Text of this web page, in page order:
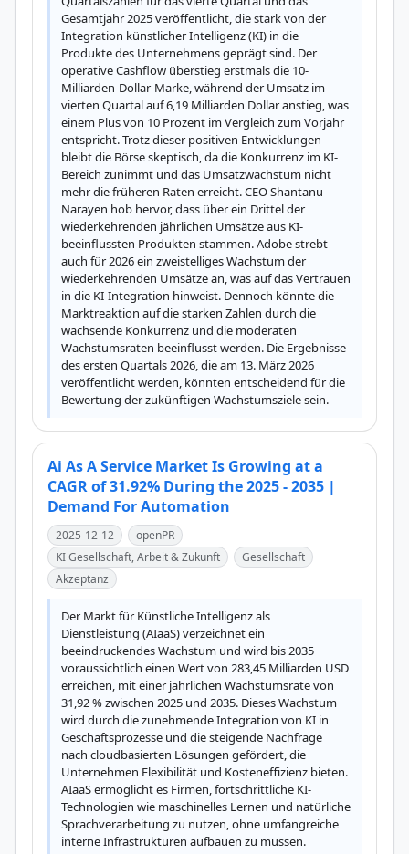
Gesamtjahr 2025 veröffentlicht, die stark von der
Integration künstlicher Intelligenz (KI) in die
Produkte des Unternehmens geprägt sind. Der
operative Cashflow überstieg erstmals die 10-
Milliarden-Dollar-Marke, während der Umsatz im
vierten Quartal auf 6,19 Milliarden Dollar anstieg, was
einem Plus von 10 Prozent im Vergleich zum Vorjahr
entspricht. Trotz dieser positiven Entwicklungen
bleibt die Börse skeptisch, da die Konkurrenz im KI-
Bereich zunimmt und das Umsatzwachstum nicht
mehr die früheren Raten erreicht. CEO Shantanu
Narayen hob hervor, dass über ein Drittel der
wiederkehrenden jährlichen Umsätze aus KI-
beeinflussten Produkten stammen. Adobe strebt
auch für 2026 ein zweistelliges Wachstum der
wiederkehrenden Umsätze an, was auf das Vertrauen
in die KI-Integration hinweist. Dennoch könnte die
Marktreaktion auf die starken Zahlen durch die
wachsende Konkurrenz und die moderaten
Wachstumsraten beeinflusst werden. Die Ergebnisse
des ersten Quartals 2026, die am 13. März 2026
veröffentlicht werden, könnten entscheidend für die
Bewertung der zukünftigen Wachstumsziele sein.
Ai As A Service Market Is Growing at a
CAGR of 31.92% During the 2025 - 2035 |
Demand For Automation
2025-12-12
openPR
KI Gesellschaft, Arbeit & Zukunft
Gesellschaft
Akzeptanz
Der Markt für Künstliche Intelligenz als
Dienstleistung (AIaaS) verzeichnet ein
beeindruckendes Wachstum und wird bis 2035
voraussichtlich einen Wert von 283,45 Milliarden USD
erreichen, mit einer jährlichen Wachstumsrate von
31,92 % zwischen 2025 und 2035. Dieses Wachstum
wird durch die zunehmende Integration von KI in
Geschäftsprozesse und die steigende Nachfrage
nach cloudbasierten Lösungen gefördert, die
Unternehmen Flexibilität und Kosteneffizienz bieten.
AIaaS ermöglicht es Firmen, fortschrittliche KI-
Technologien wie maschinelles Lernen und natürliche
Sprachverarbeitung zu nutzen, ohne umfangreiche
interne Infrastrukturen aufbauen zu müssen.